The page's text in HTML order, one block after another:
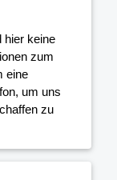
hier keine
zum
eine
um uns
zu